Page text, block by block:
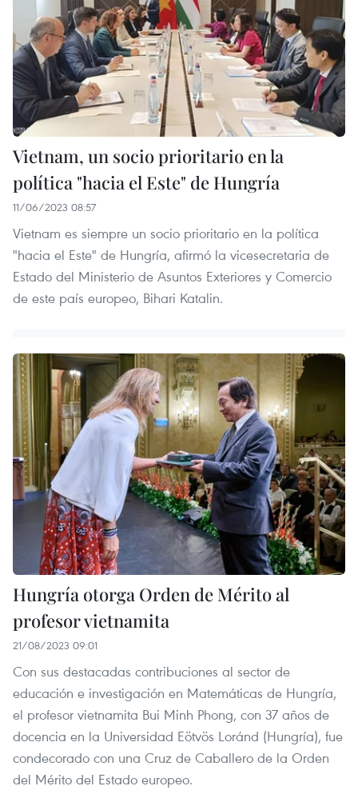
Vietnam, un socio prioritario en la
política "hacia el Este" de Hungría
11/06/2023 08:57
Vietnam es siempre un socio prioritario en la política
"hacia el Este" de Hungría, afirmó la vicesecretaria de
Estado del Ministerio de Asuntos Exteriores y Comercio
de este país europeo, Bihari Katalin.
Hungría otorga Orden de Mérito al
profesor vietnamita
21/08/2023 09:01
Con sus destacadas contribuciones al sector de
educación e investigación en Matemáticas de Hungría,
el profesor vietnamita Bui Minh Phong, con 37 años de
docencia en la Universidad Eötvös Loránd (Hungría), fue
condecorado con una Cruz de Caballero de la Orden
del Mérito del Estado europeo.